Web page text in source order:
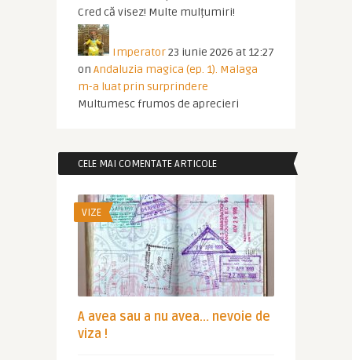
Cred că visez! Multe mulțumiri!
Imperator23 iunie 2026 at 12:27
on Andaluzia magica (ep. 1). Malaga
m-a luat prin surprindere
Multumesc frumos de aprecieri
CELE MAI COMENTATE ARTICOLE
VIZE
A avea sau a nu avea… nevoie de
viza !